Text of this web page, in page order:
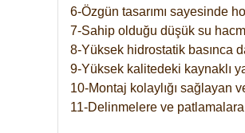
6-Özgün tasarımı sayesinde
7-Sahip olduğu düşük su
8-Yüksek hidrostatik basınca
9-Yüksek kalitedeki kaynaklı
10-Montaj kolaylığı sağlayan
11-Delinmelere ve